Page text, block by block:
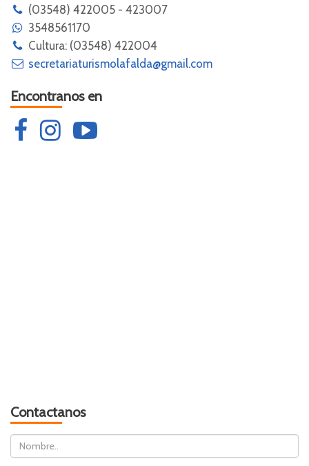
(03548) 422005 - 423007
3548561170
Cultura: (03548) 422004
secretariaturismolafalda@gmail.com
Encontranos en
Contactanos
Nombre